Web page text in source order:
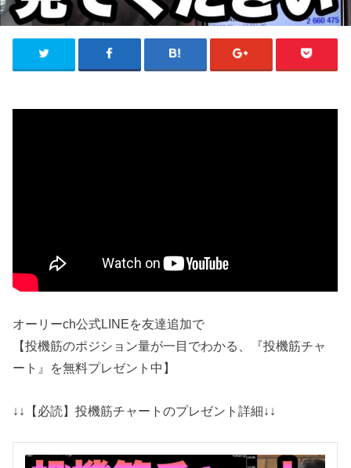
オーリーch公式LINEを友達追加で
【投機筋のポジション量が一目でわかる、『投機筋チャ
ート』を無料プレゼント中】
↓↓【必読】投機筋チャートのプレゼント詳細↓↓